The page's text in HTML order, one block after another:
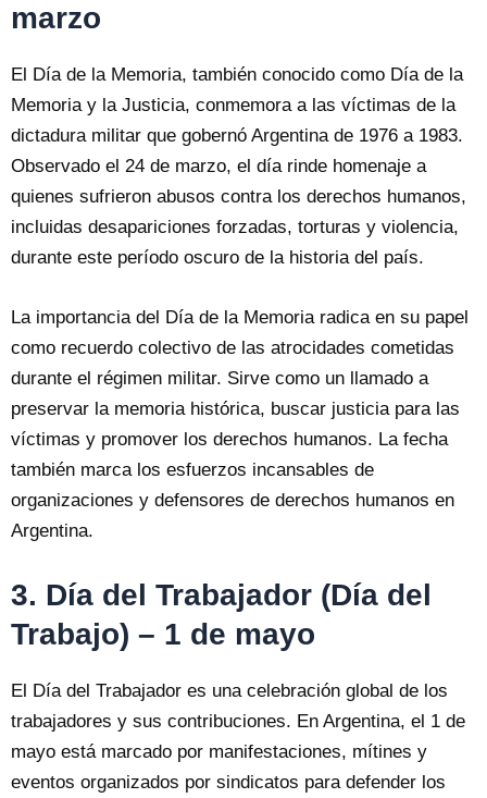
marzo
El Día de la Memoria, también conocido como Día de la
Memoria y la Justicia, conmemora a las víctimas de la
dictadura militar que gobernó Argentina de 1976 a 1983.
Observado el 24 de marzo, el día rinde homenaje a
quienes sufrieron abusos contra los derechos humanos,
incluidas desapariciones forzadas, torturas y violencia,
durante este período oscuro de la historia del país.
La importancia del Día de la Memoria radica en su papel
como recuerdo colectivo de las atrocidades cometidas
durante el régimen militar. Sirve como un llamado a
preservar la memoria histórica, buscar justicia para las
víctimas y promover los derechos humanos. La fecha
también marca los esfuerzos incansables de
organizaciones y defensores de derechos humanos en
Argentina.
3. Día del Trabajador (Día del
Trabajo) – 1 de mayo
El Día del Trabajador es una celebración global de los
trabajadores y sus contribuciones. En Argentina, el 1 de
mayo está marcado por manifestaciones, mítines y
eventos organizados por sindicatos para defender los